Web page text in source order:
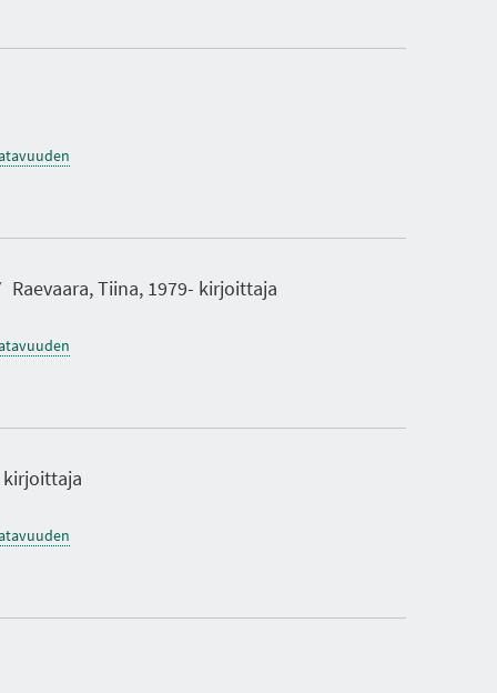
Raevaara, Tiina, 1979- kirjoittaja
kirjoittaja